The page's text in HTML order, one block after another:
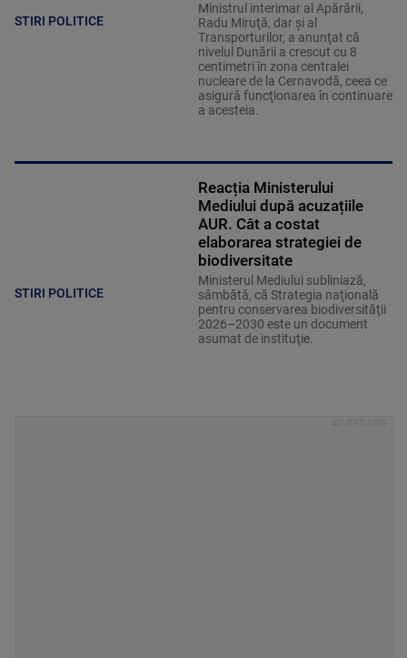
STIRI POLITICE
Ministrul interimar al Apărării,
Radu Miruţă, dar şi al
Transporturilor, a anunţat că
nivelul Dunării a crescut cu 8
centimetri în zona centralei
nucleare de la Cernavodă, ceea ce
asigură funcţionarea în continuare
a acesteia.
STIRI POLITICE
Reacția Ministerului
Mediului după acuzațiile
AUR. Cât a costat
elaborarea strategiei de
biodiversitate
Ministerul Mediului subliniază,
sâmbătă, că Strategia naţională
pentru conservarea biodiversităţii
2026–2030 este un document
asumat de instituţie.